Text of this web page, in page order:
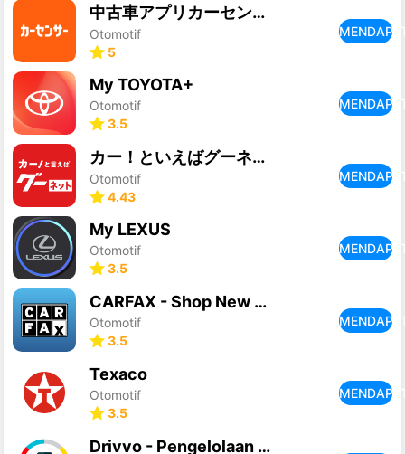
中古車アプリカーセンサー
Otomotif
5
My TOYOTA+
Otomotif
3.5
カー！といえばグーネット - 中古車検索から最新の車情報まで
Otomotif
4.43
My LEXUS
Otomotif
3.5
CARFAX - Shop New & Used Cars
Otomotif
3.5
Texaco
Otomotif
3.5
Drivvo - Pengelolaan kendaraan